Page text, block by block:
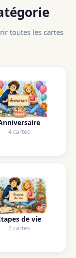
toutes les cartes
4 cartes
de vie
2 cartes